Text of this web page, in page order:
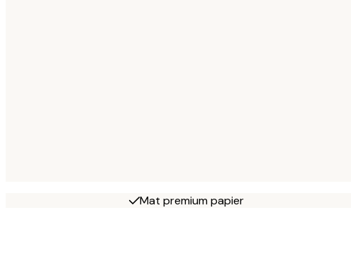
Mat premium papier